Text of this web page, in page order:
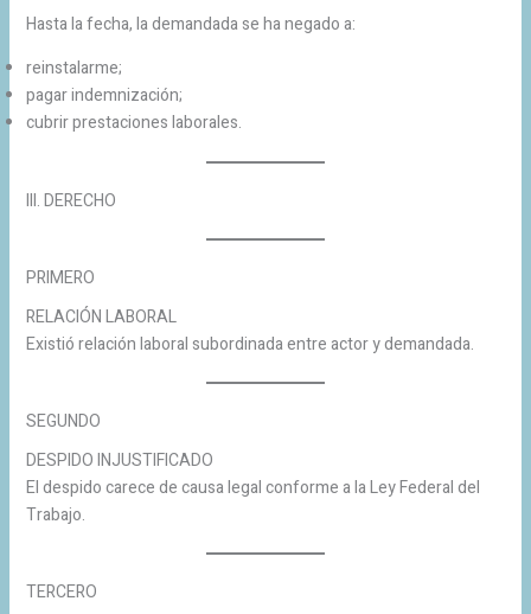
Hasta la fecha, la demandada se ha negado a:
reinstalarme;
pagar indemnización;
cubrir prestaciones laborales.
III. DERECHO
PRIMERO
RELACIÓN LABORAL
Existió relación laboral subordinada entre actor y demandada.
SEGUNDO
DESPIDO INJUSTIFICADO
El despido carece de causa legal conforme a la Ley Federal del
Trabajo.
TERCERO